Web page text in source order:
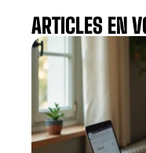
ARTICLES EN